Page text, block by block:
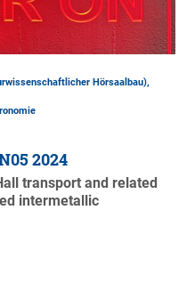
Hörsaalbau),
2024
transport and related
intermetallic